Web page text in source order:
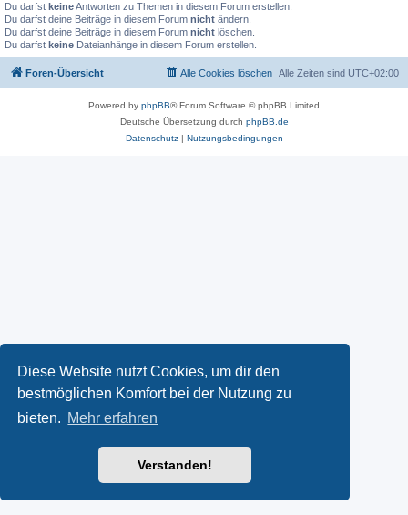
Diese Website nutzt Cookies, um dir den
bestmöglichen Komfort bei der Nutzung zu
bieten. Mehr erfahren
Verstanden!
Du darfst keineAntworten zu Themen in diesem Forum erstellen.
Du darfst deine Beiträge in diesem Forum nicht ändern.
Du darfst deine Beiträge in diesem Forum nicht löschen.
Du darfst keine Dateianhänge in diesem Forum erstellen.
Foren-Übersicht Alle Zeiten sind UTC+02:00
Alle Cookies löschen
Powered by phpBB® Forum Software © phpBB Limited
Deutsche Übersetzung durch phpBB.de
Datenschutz| Nutzungsbedingungen